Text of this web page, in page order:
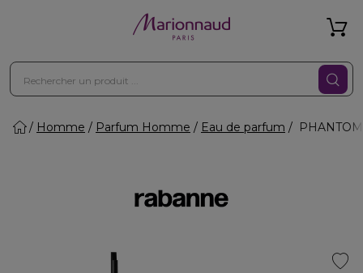
Homme Parfum Homme Eau de parfum